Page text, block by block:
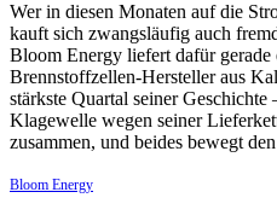
Wer in diesen Monaten auf die
kauft sich zwangsläufig auch
Bloom Energy liefert dafür
Brennstoffzellen-Hersteller aus
stärkste Quartal seiner
Klagewelle wegen seiner
zusammen, und beides bewegt
Bloom Energy